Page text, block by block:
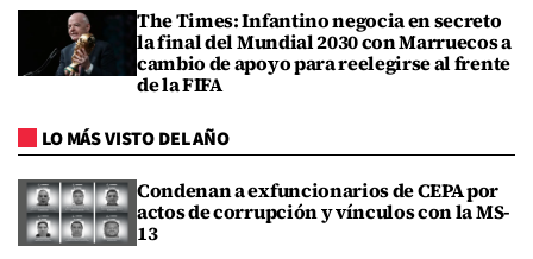
The Times: Infantino negocia en secreto
la final del Mundial 2030 con Marruecos a
cambio de apoyo para reelegirse al frente
de la FIFA
LO MÁS VISTO DEL AÑO
Condenan a exfuncionarios de CEPA por
actos de corrupción y vínculos con la MS-
13